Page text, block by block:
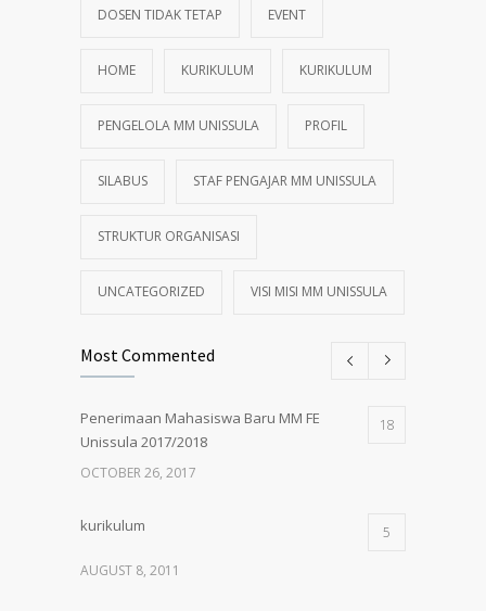
DOSEN TIDAK TETAP EVENT
HOME KURIKULUM KURIKULUM
PENGELOLA MM UNISSULA PROFIL
SILABUS STAF PENGAJAR MM UNISSULA
STRUKTUR ORGANISASI
UNCATEGORIZED VISI MISI MM UNISSULA
Most Commented
Penerimaan Mahasiswa Baru MM FE
Unissula 2017/2018
18
OCTOBER 26, 2017
kurikulum 5
AUGUST 8, 2011